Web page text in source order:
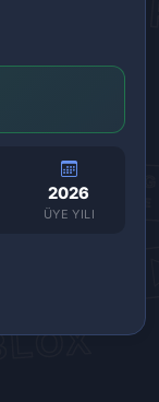
2026
ÜYE YILI